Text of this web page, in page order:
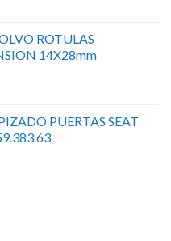
ROTULAS
14X28mm
PUERTAS SEAT